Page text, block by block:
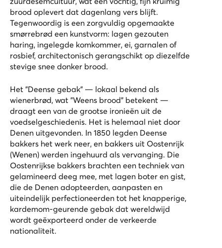
brood oplevert dat dagenlang vers blijft.
Tegenwoordig is een zorgvuldig opgemaakte
smørrebrød een kunstvorm: lagen gezouten
haring, ingelegde komkommer, ei, garnalen of
rosbief, architectonisch gerangschikt op diezelfde
stevige snee donker brood.
Het "Deense gebak" — lokaal bekend als
wienerbrød, wat "Weens brood" betekent —
draagt een van de grootse ironieën uit de
voedselgeschiedenis. Het is helemaal niet door
Denen uitgevonden. In 1850 legden Deense
bakkers het werk neer, en bakkers uit Oostenrijk
(Wenen) werden ingehuurd als vervanging. Die
Oostenrijkse bakkers brachten een techniek van
gelamineerd deeg mee, met lagen boter en gist,
die de Denen adopteerden, aanpasten en
uiteindelijk perfectioneerden tot het knapperige,
kardemom-geurende gebak dat wereldwijd
wordt geëxporteerd onder de verkeerde
nationaliteit.